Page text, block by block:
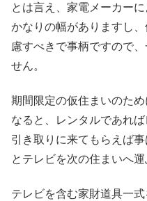
とは言え、家電メーカー
かなりの幅がありますし
慮すべきで事柄ですので
せん。
期間限定の仮住まいのた
なると、レンタルであれ
引き取りに来てもらえば
とテレビを次の住まいへ
テレビを含む家財道具一